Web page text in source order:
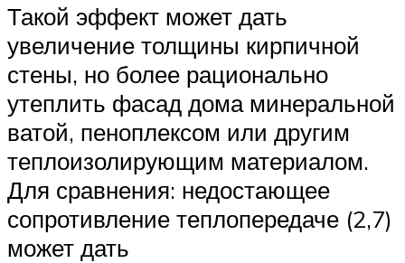
Такой эффект может дать
увеличение толщины кирпичной
стены, но более рационально
утеплить фасад дома минеральной
ватой, пеноплексом или другим
теплоизолирующим материалом.
Для сравнения: недостающее
сопротивление теплопередаче (2,7)
может дать